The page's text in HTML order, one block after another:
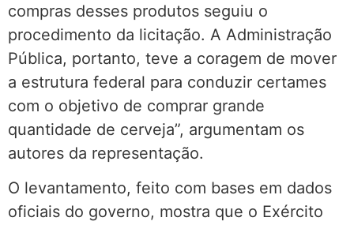
compras desses produtos seguiu o
procedimento da licitação. A Administração
Pública, portanto, teve a coragem de mover
a estrutura federal para conduzir certames
com o objetivo de comprar grande
quantidade de cerveja”, argumentam os
autores da representação.
O levantamento, feito com bases em dados
oficiais do governo, mostra que o Exército